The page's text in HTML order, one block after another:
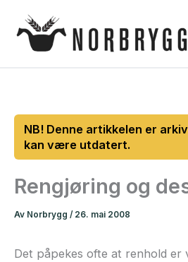
rett
Rengjøring og
Av Norbrygg / 26. mai 2008
Det påpekes ofte at renhold er